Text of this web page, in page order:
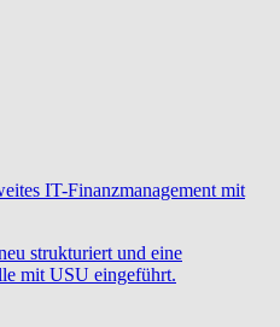
IT-Finanzmanagement mit
strukturiert und eine
mit USU eingeführt.